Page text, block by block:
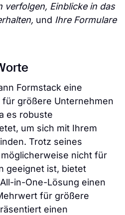
verfolgen, Einblicke in das
und Ihre Formulare
Formstack eine
größere Unternehmen
es robuste
um sich mit Ihrem
Trotz seines
nicht für
geeignet ist, bietet
in-One-Lösung einen
für größere
einen